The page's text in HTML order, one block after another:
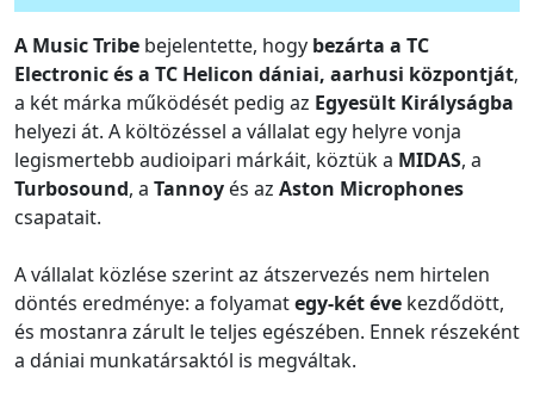
A Music Tribe bejelentette, hogy bezárta a TC
Electronic és a TC Helicon dániai, aarhusi központját,
a két márka működését pedig az Egyesült Királyságba
helyezi át. A költözéssel a vállalat egy helyre vonja
legismertebb audioipari márkáit, köztük a MIDAS, a
Turbosound, a Tannoy és az Aston Microphones
csapatait.
A vállalat közlése szerint az átszervezés nem hirtelen
döntés eredménye: a folyamategy-két éve kezdődött,
és mostanra zárult le teljes egészében. Ennek részeként
a dániai munkatársaktól is megváltak.